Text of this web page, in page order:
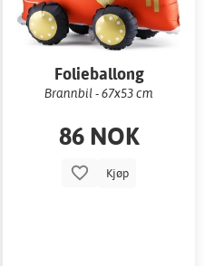
Folieballong
Brannbil - 67x53 cm
86 NOK
Kjøp